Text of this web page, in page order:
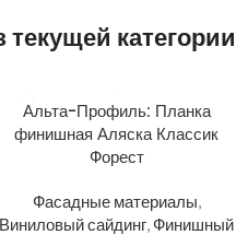
категории
Альта-Профиль: Планка
финишная Аляска Классик
Форест
Фасадные материалы
Виниловый сайдинг Финишный